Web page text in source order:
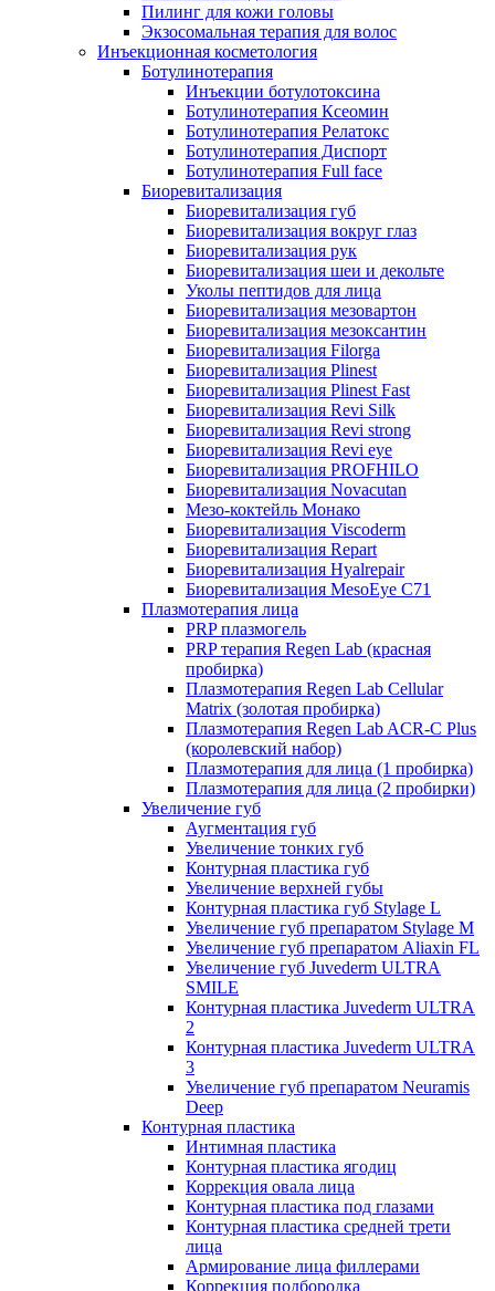
Пилинг для кожи головы
Экзосомальная терапия для волос
Инъекционная косметология
Ботулинотерапия
Инъекции ботулотоксина
Ботулинотерапия Ксеомин
Ботулинотерапия Релатокс
Ботулинотерапия Диспорт
Ботулинотерапия Full face
Биоревитализация
Биоревитализация губ
Биоревитализация вокруг глаз
Биоревитализация рук
Биоревитализация шеи и декольте
Уколы пептидов для лица
Биоревитализация мезовартон
Биоревитализация мезоксантин
Биоревитализация Filorga
Биоревитализация Plinest
Биоревитализация Plinest Fast
Биоревитализация Revi Silk
Биоревитализация Revi strong
Биоревитализация Revi eye
Биоревитализация PROFHILO
Биоревитализация Novacutan
Мезо-коктейль Монако
Биоревитализация Viscoderm
Биоревитализация Repart
Биоревитализация Hyalrepair
Биоревитализация MesoEye C71
Плазмотерапия лица
PRP плазмогель
PRP терапия Regen Lab (красная
пробирка)
Плазмотерапия Regen Lab Cellular
Matrix (золотая пробирка)
Плазмотерапия Regen Lab ACR-C Plus
(королевский набор)
Плазмотерапия для лица (1 пробирка)
Плазмотерапия для лица (2 пробирки)
Увеличение губ
Аугментация губ
Увеличение тонких губ
Контурная пластика губ
Увеличение верхней губы
Контурная пластика губ Stylage L
Увеличение губ препаратом Stylage M
Увеличение губ препаратом Aliaxin FL
Увеличение губ Juvederm ULTRA
SMILE
Контурная пластика Juvederm ULTRA
2
Контурная пластика Juvederm ULTRA
3
Увеличение губ препаратом Neuramis
Deep
Контурная пластика
Интимная пластика
Контурная пластика ягодиц
Коррекция овала лица
Контурная пластика под глазами
Контурная пластика средней трети
лица
Армирование лица филлерами
Коррекция подбородка